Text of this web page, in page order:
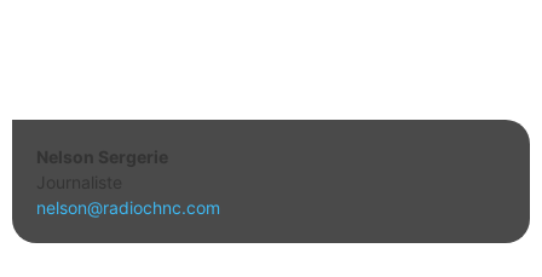
Nelson Sergerie
Journaliste
nelson@radiochnc.com